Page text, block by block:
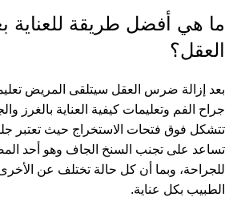
ما هي أفضل طريقة
العقل؟
بعد إزالة ضرس العقل سيتلقى المريض
جراح الفم وتعليمات كيفية العناية بالغرز
تتشكل فوق فتحات الاستخراج حيث تعتبر
تساعد على تجنب السنخ الجاف وهو أحد
للجراحة، وبما أن كل حالة تختلف عن
الطبيب بكل عناية.